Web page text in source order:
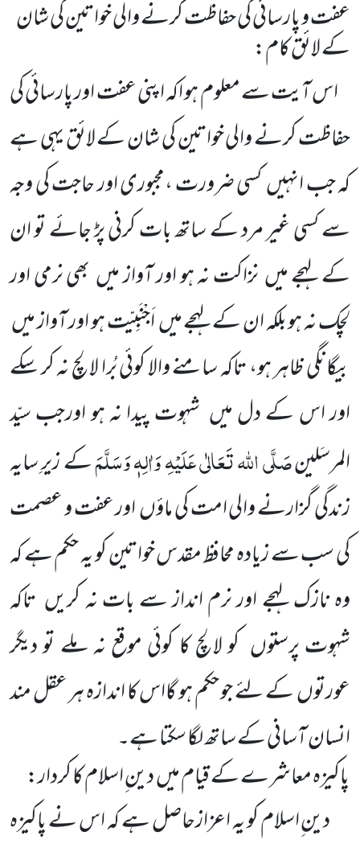
عفت و پارسائی کی حفاظت کرنے والی خواتین کی شان
کے لائق کام:
اس آیت سے معلوم ہو اکہ اپنی عفت اور پارسائی کی
حفاظت کرنے والی خواتین کی شان کے لائق یہی ہے
کہ جب انہیںکسی ضرورت ،مجبوری اور حاجت کی وجہ
سے کسی غیر مرد کے ساتھ بات کرنی پڑ جائے تو ان
کے لہجے میںنزاکت نہ ہو اور آواز میںبھی نرمی اور
لچک نہ ہو بلکہ ان کے لہجے میںاَجْنَبِیّت ہو اور آواز میں
بیگانگی ظاہر ہو، تاکہ سامنے والا کوئیبُرا لالچ نہ کر سکے
اور اس کے دل میں شہوت پیدا نہ ہو اورجب سیّد
المرسَلینصَلَّی اللہ تَعَالٰی عَلَیْہِ وَاٰلِہٖ وَسَلَّمَکے زیرِ سایہ
زندگیگزارنے والی امت کی ماؤںاور عفت و عصمت
کی سب سے زیادہ محافظ مقدس خواتین کو یہ حکم ہے کہ
وہ نازک لہجے اور نرم انداز سے بات نہ کریں تاکہ
شہوت پرستوں کو لالچ کا کوئی موقع نہ ملے تو دیگر
عورتوںکے لئے جو حکم ہو گااس کا اندازہ ہر عقل مند
انسان آسانی کے ساتھ لگا سکتا ہے۔
پاکیزہ معاشرے کے قیام میںدین ِاسلام کا کردار:
دین ِاسلام کو یہ اعزازحاصل ہے کہ اس نے پاکیزہ